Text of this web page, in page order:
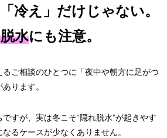
冷え」だけじゃない。
水にも注意。
ご相談のひとつに「夜中や朝方に足がつ
ります。
すが、実は冬こそ“隠れ脱水”が起きやす
るケースが少なくありません。